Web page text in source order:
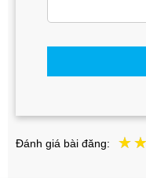
Đánh giá bài đăng: